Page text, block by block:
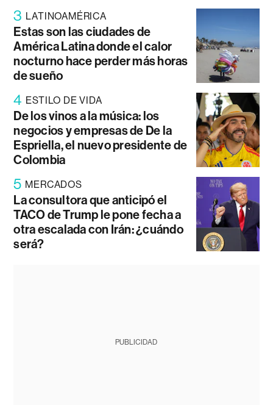
3 LATINOAMÉRICA
Estas son las ciudades de
América Latina donde el calor
nocturno hace perder más horas
de sueño
4 ESTILO DE VIDA
De los vinos a la música: los
negocios y empresas de De la
Espriella, el nuevo presidente de
Colombia
5 MERCADOS
La consultora que anticipó el
TACO de Trump le pone fecha a
otra escalada con Irán: ¿cuándo
será?
PUBLICIDAD